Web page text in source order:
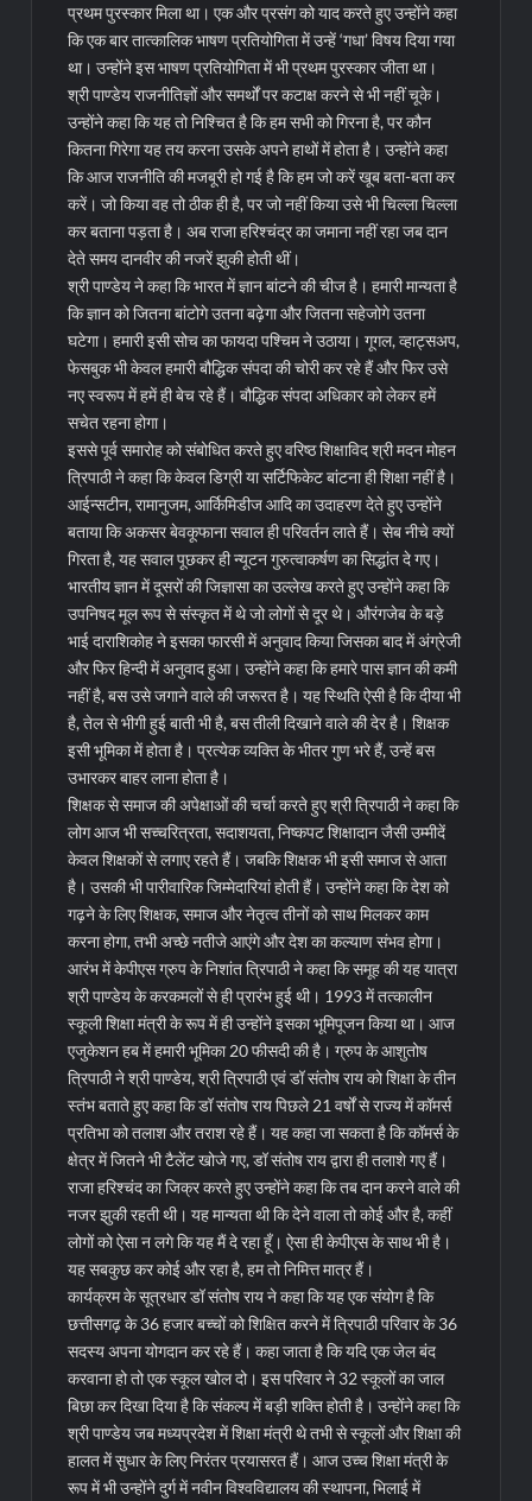
प्रथम पुरस्कार मिला था। एक और प्रसंग को याद करते हुए उन्होंने कहा
कि एक बार तात्कालिक भाषण प्रतियोगिता में उन्हें ‘गधा’ विषय दिया गया
था। उन्होंने इस भाषण प्रतियोगिता में भी प्रथम पुरस्कार जीता था।
श्री पाण्डेय राजनीतिज्ञों और समर्थों पर कटाक्ष करने से भी नहीं चूके।
उन्होंने कहा कि यह तो निश्चित है कि हम सभी को गिरना है, पर कौन
कितना गिरेगा यह तय करना उसके अपने हाथों में होता है। उन्होंने कहा
कि आज राजनीति की मजबूरी हो गई है कि हम जो करें खूब बता-बता कर
करें। जो किया वह तो ठीक ही है, पर जो नहीं किया उसे भी चिल्ला चिल्ला
कर बताना पड़ता है। अब राजा हरिश्चंद्र का जमाना नहीं रहा जब दान
देते समय दानवीर की नजरें झुकी होती थीं।
श्री पाण्डेय ने कहा कि भारत में ज्ञान बांटने की चीज है। हमारी मान्यता है
कि ज्ञान को जितना बांटोगे उतना बढ़ेगा और जितना सहेजोगे उतना
घटेगा। हमारी इसी सोच का फायदा पश्चिम ने उठाया। गूगल, व्हाट्सअप,
फेसबुक भी केवल हमारी बौद्धिक संपदा की चोरी कर रहे हैं और फिर उसे
नए स्वरूप में हमें ही बेच रहे हैं। बौद्धिक संपदा अधिकार को लेकर हमें
सचेत रहना होगा।
इससे पूर्व समारोह को संबोधित करते हुए वरिष्ठ शिक्षाविद श्री मदन मोहन
त्रिपाठी ने कहा कि केवल डिग्री या सर्टिफिकेट बांटना ही शिक्षा नहीं है।
आईन्सटीन, रामानुजम, आर्किमिडीज आदि का उदाहरण देते हुए उन्होंने
बताया कि अकसर बेवकूफाना सवाल ही परिवर्तन लाते हैं। सेब नीचे क्यों
गिरता है, यह सवाल पूछकर ही न्यूटन गुरुत्वाकर्षण का सिद्धांत दे गए।
भारतीय ज्ञान में दूसरों की जिज्ञासा का उल्लेख करते हुए उन्होंने कहा कि
उपनिषद मूल रूप से संस्कृत में थे जो लोगों से दूर थे। औरंगजेब के बड़े
भाई दाराशिकोह ने इसका फारसी में अनुवाद किया जिसका बाद में अंग्रेजी
और फिर हिन्दी में अनुवाद हुआ। उन्होंने कहा कि हमारे पास ज्ञान की कमी
नहीं है, बस उसे जगाने वाले की जरूरत है। यह स्थिति ऐसी है कि दीया भी
है, तेल से भीगी हुई बाती भी है, बस तीली दिखाने वाले की देर है। शिक्षक
इसी भूमिका में होता है। प्रत्येक व्यक्ति के भीतर गुण भरे हैं, उन्हें बस
उभारकर बाहर लाना होता है।
शिक्षक से समाज की अपेक्षाओं की चर्चा करते हुए श्री त्रिपाठी ने कहा कि
लोग आज भी सच्चरित्रता, सदाशयता, निष्कपट शिक्षादान जैसी उम्मीदें
केवल शिक्षकों से लगाए रहते हैं। जबकि शिक्षक भी इसी समाज से आता
है। उसकी भी पारीवारिक जिम्मेदारियां होती हैं। उन्होंने कहा कि देश को
गढ़ने के लिए शिक्षक, समाज और नेतृत्व तीनों को साथ मिलकर काम
करना होगा, तभी अच्छे नतीजे आएंगे और देश का कल्याण संभव होगा।
आरंभ में केपीएस ग्रुप के निशांत त्रिपाठी ने कहा कि समूह की यह यात्रा
श्री पाण्डेय के करकमलों से ही प्रारंभ हुई थी। 1993 में तत्कालीन
स्कूली शिक्षा मंत्री के रूप में ही उन्होंने इसका भूमिपूजन किया था। आज
एजुकेशन हब में हमारी भूमिका 20 फीसदी की है। ग्रुप के आशुतोष
त्रिपाठी ने श्री पाण्डेय, श्री त्रिपाठी एवं डॉ संतोष राय को शिक्षा के तीन
स्तंभ बताते हुए कहा कि डॉ संतोष राय पिछले 21 वर्षों से राज्य में कॉमर्स
प्रतिभा को तलाश और तराश रहे हैं। यह कहा जा सकता है कि कॉमर्स के
क्षेत्र में जितने भी टैलेंट खोजे गए, डॉ संतोष राय द्वारा ही तलाशे गए हैं।
राजा हरिश्चंद का जिक्र करते हुए उन्होंने कहा कि तब दान करने वाले की
नजर झुकी रहती थी। यह मान्यता थी कि देने वाला तो कोई और है, कहीं
लोगों को ऐसा न लगे कि यह मैं दे रहा हूँ। ऐसा ही केपीएस के साथ भी है।
यह सबकुछ कर कोई और रहा है, हम तो निमित्त मात्र हैं।
कार्यक्रम के सूत्रधार डॉ संतोष राय ने कहा कि यह एक संयोग है कि
छत्तीसगढ़ के 36 हजार बच्चों को शिक्षित करने में त्रिपाठी परिवार के 36
सदस्य अपना योगदान कर रहे हैं। कहा जाता है कि यदि एक जेल बंद
करवाना हो तो एक स्कूल खोल दो। इस परिवार ने 32 स्कूलों का जाल
बिछा कर दिखा दिया है कि संकल्प में बड़ी शक्ति होती है। उन्होंने कहा कि
श्री पाण्डेय जब मध्यप्रदेश में शिक्षा मंत्री थे तभी से स्कूलों और शिक्षा की
हालत में सुधार के लिए निरंतर प्रयासरत हैं। आज उच्च शिक्षा मंत्री के
रूप में भी उन्होंने दुर्ग में नवीन विश्वविद्यालय की स्थापना, भिलाई में